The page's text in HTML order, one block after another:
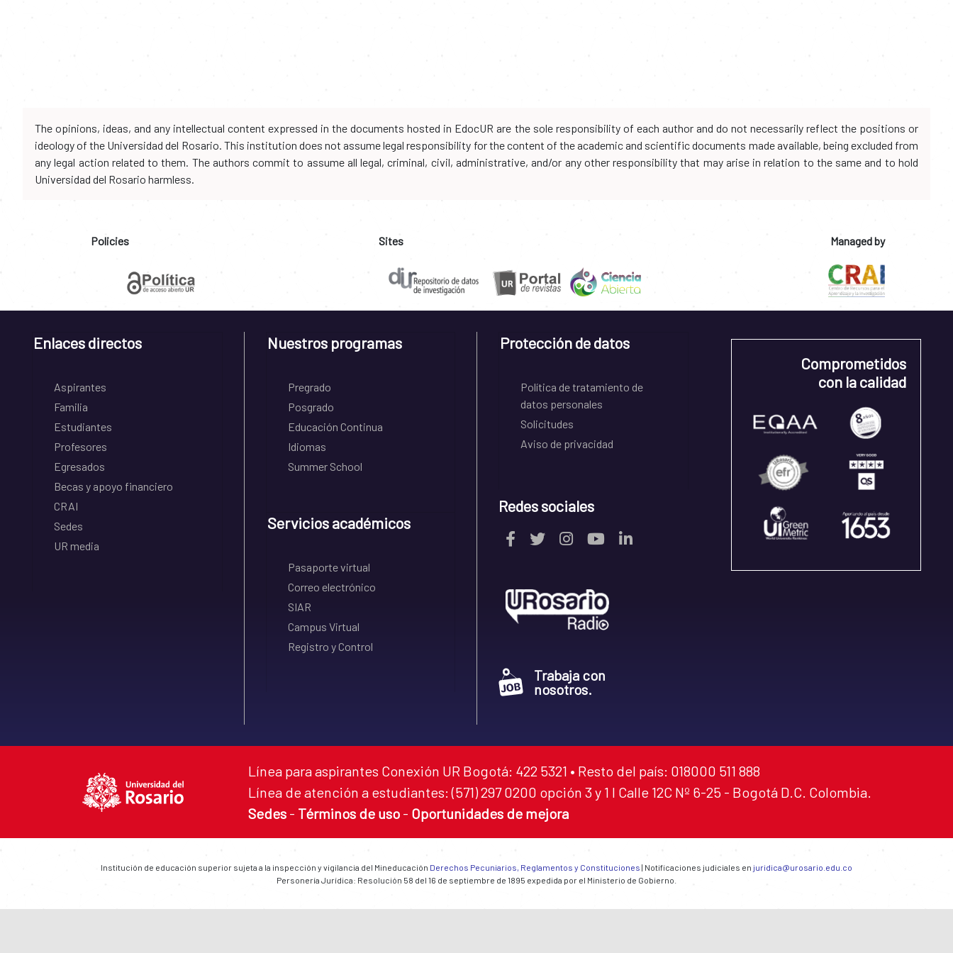
The opinions, ideas, and any intellectual content expressed in the documents hosted in EdocUR are the sole responsibility of each author and do not necessarily reflect the positions or
ideology of the Universidad del Rosario. This institution does not assume legal responsibility for the content of the academic and scientific documents made available, being excluded from
any legal action related to them. The authors commit to assume all legal, criminal, civil, administrative, and/or any other responsibility that may arise in relation to the same and to hold
Universidad del Rosario harmless.
Policies Sites Managed by
Enlaces directos
Aspirantes
Familia
Estudiantes
Profesores
Egresados
Becas y apoyo financiero
CRAI
Sedes
UR media
Nuestros programas
Pregrado
Posgrado
Educación Continua
Idiomas
Summer School
Servicios académicos
Pasaporte virtual
Correo electrónico
SIAR
Campus Virtual
Registro y Control
Protección de datos
Política de tratamiento de
datos personales
Solicitudes
Aviso de privacidad
Redes sociales
Trabaja con
nosotros.
Comprometidos
con la calidad
Línea para aspirantes Conexión UR Bogotá: 422 5321 • Resto del país: 018000 511 888
Línea de atención a estudiantes: (571) 297 0200 opción 3 y 1 I Calle 12C Nº 6-25 - Bogotá D.C. Colombia.
Sedes - Términos de uso - Oportunidades de mejora
Institución de educación superior sujeta a la inspección y vigilancia del Mineducación Derechos Pecuniarios, Reglamentos y Constituciones | Notificaciones judiciales en juridica@urosario.edu.co
Personería Jurídica: Resolución 58 del 16 de septiembre de 1895 expedida por el Ministerio de Gobierno.